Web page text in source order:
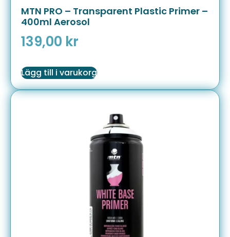
MTN PRO – Transparent Plastic Primer –
400ml Aerosol
139,00 kr
Lägg till i varukorg